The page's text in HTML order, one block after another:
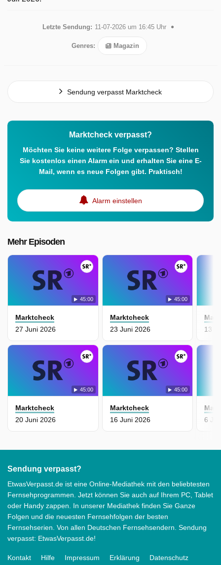
Letzte Sendung: 11-07-2026 um 16:45 Uhr
Genres: Magazin
Sendung verpasst Marktcheck
Marktcheck verpasst?
Möchten Sie keine weitere Folge verpassen? Stellen
Sie kostenlos einen Alarm ein und erhalten Sie eine E-
Mail, wenn es neue Folgen gibt. Praktisch!
Alarm einstellen
Mehr Episoden
45:00
Marktcheck
27 Juni 2026
45:00
Marktcheck
23 Juni 2026
45:00
Marktcheck
20 Juni 2026
45:00
Marktcheck
16 Juni 2026
13
6
Sendung verpasst?
EtwasVerpasst.de ist eine Online-Mediathek mit den beliebtesten
Fernsehprogrammen. Jetzt können Sie auch auf Ihrem PC, Tablet
oder Handy zappen. In unserer Mediathek finden Sie Ganze
Folgen und die neuesten Fernsehfolgen der besten
Fernsehserien. Von allen Deutschen Fernsehsendern. Sendung
verpasst: EtwasVerpasst.de!
Kontakt Hilfe Impressum Erklärung
Datenschutz